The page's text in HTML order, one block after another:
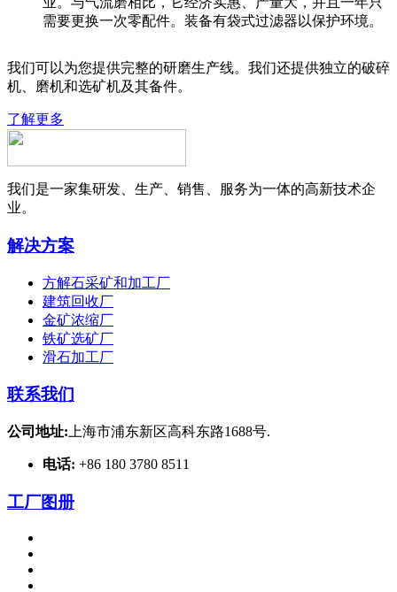
需要更换一次零配件。装备有袋式过滤器以保护环境。
我们可以为您提供完整的研磨生产线。我们还提供独立的破碎
机、磨机和选矿机及其备件。
了解更多
我们是一家集研发、生产、销售、服务为一体的高新技术企
业。
解决方案
方解石采矿和加工厂
建筑回收厂
金矿浓缩厂
铁矿选矿厂
滑石加工厂
联系我们
公司地址: 上海市浦东新区高科东路1688号.
电话: +86 180 3780 8511
工厂图册